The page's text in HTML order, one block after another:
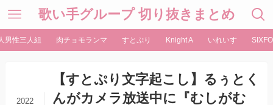
歌い手グループ 切り抜きまとめ
男性三人組 肉チョモランマ すとぷり Knight A いれいす
【すとぷり文字起こし】るぅとく
んがカメラ放送中に『むしがむ
2022